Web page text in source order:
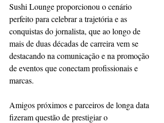
Sushi Lounge proporcionou o cenário
perfeito para celebrar a trajetória e as
conquistas do jornalista, que ao longo de
mais de duas décadas de carreira vem se
destacando na comunicação e na promoção
de eventos que conectam profissionais e
marcas.
Amigos próximos e parceiros de longa data
fizeram questão de prestigiar o